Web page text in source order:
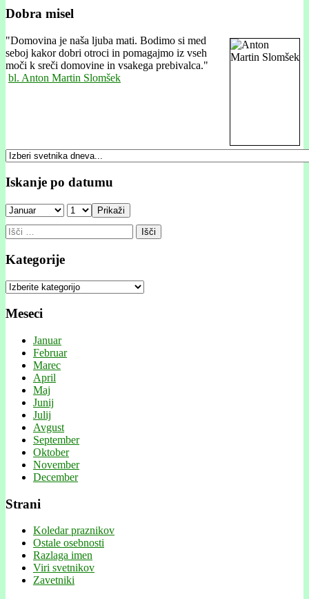
Dobra misel
"Domovina je naša ljuba mati. Bodimo si med
seboj kakor dobri otroci in pomagajmo iz vseh
moči k sreči domovine in vsakega prebivalca."
bl. Anton Martin Slomšek
Iskanje po datumu
Prikaži
Išči:
Kategorije
Kategorije
Meseci
Januar
Februar
Marec
April
Maj
Junij
Julij
Avgust
September
Oktober
November
December
Strani
Koledar praznikov
Ostale osebnosti
Razlaga imen
Viri svetnikov
Zavetniki